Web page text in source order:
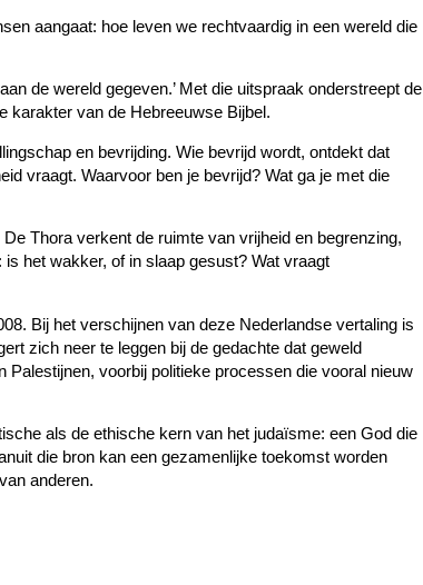
aangaat: hoe leven we rechtvaardig in een wereld die
de wereld gegeven.’ Met die uitspraak onderstreept de
karakter van de Hebreeuwse Bijbel.
en bevrijding. Wie bevrijd wordt, ontdekt dat
vraagt. Waarvoor ben je bevrijd? Wat ga je met die
Thora verkent de ruimte van vrijheid en begrenzing,
het wakker, of in slaap gesust? Wat vraagt
Bij het verschijnen van deze Nederlandse vertaling is
zich neer te leggen bij de gedachte dat geweld
voorbij politieke processen die vooral nieuw
als de ethische kern van het judaïsme: een God die
die bron kan een gezamenlijke toekomst worden
anderen.